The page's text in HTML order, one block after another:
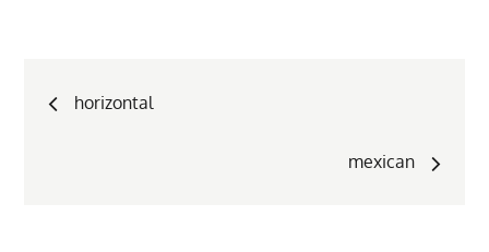
Nawigacja
horizontal
mexican